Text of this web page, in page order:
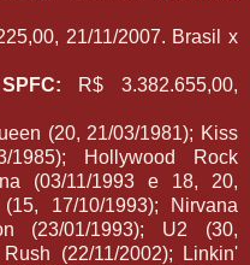
21/11/2007. Brasil x
R$ 3.382.655,00,
(20, 21/03/1981); Kiss
1985); Hollywood Rock
(03/11/1993 e 18, 20,
17/10/1993); Nirvana
(23/01/1993); U2 (30,
(22/11/2002); Linkin'